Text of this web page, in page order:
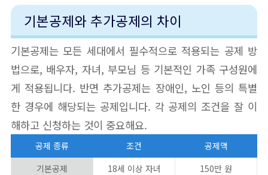
기본공제와 추가공제의 차이
기본공제는 모든 세대에서 필수적으로 적용되는 공제 방
법으로, 배우자, 자녀, 부모님 등 기본적인 가족 구성원에
게 적용됩니다. 반면 추가공제는 장애인, 노인 등의 특별
한 경우에 해당되는 공제입니다. 각 공제의 조건을 잘 이
해하고 신청하는 것이 중요해요.
공제 종류 조건
공제액
기본공제
18세 이상 자녀
150만 원